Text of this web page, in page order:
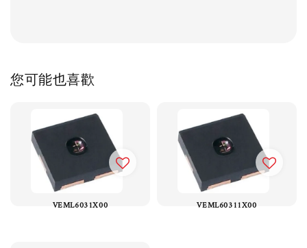
您可能也喜歡
VEML6031X00 VEML60311X00